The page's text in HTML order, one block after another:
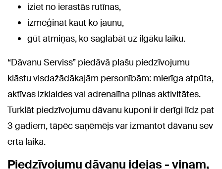
iziet no ierastās rutīnas,
izmēģināt kaut ko jaunu,
gūt atmiņas, ko saglabāt uz ilgāku laiku.
“Dāvanu Serviss” piedāvā plašu piedzīvojumu
klāstu visdažādākajām personībām: mierīga atpūta,
aktīvas izklaides vai adrenalīna pilnas aktivitātes.
Turklāt piedzīvojumu dāvanu kuponi ir derīgi līdz pat
3 gadiem, tāpēc saņēmējs var izmantot dāvanu sev
ērtā laikā.
Piedzīvojumu dāvanu idejas - viņam,